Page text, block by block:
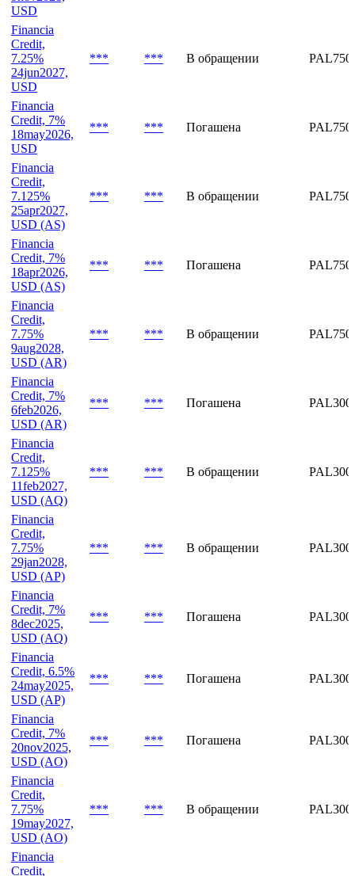
Financia
Credit,
8.15%
9nov2028,
USD
Financia
Credit,
7.25%
24jun2027,
USD
Financia
Credit, 7%
18may2026,
USD
Financia
Credit,
7.125%
25apr2027,
USD (AS)
Financia
Credit, 7%
18apr2026,
USD (AS)
Financia
Credit,
7.75%
9aug2028,
USD (AR)
Financia
Credit, 7%
6feb2026,
USD (AR)
Financia
Credit,
7.125%
11feb2027,
USD (AQ)
Financia
Credit,
7.75%
29jan2028,
USD (AP)
Financia
Credit, 7%
8dec2025,
USD (AQ)
*** *** Погашена
Financia
Credit, 6.5%
24may2025,
USD (AP)
*** *** Погашена
Financia
Credit, 7%
20nov2025,
USD (AO)
Financia
Credit,
7.75%